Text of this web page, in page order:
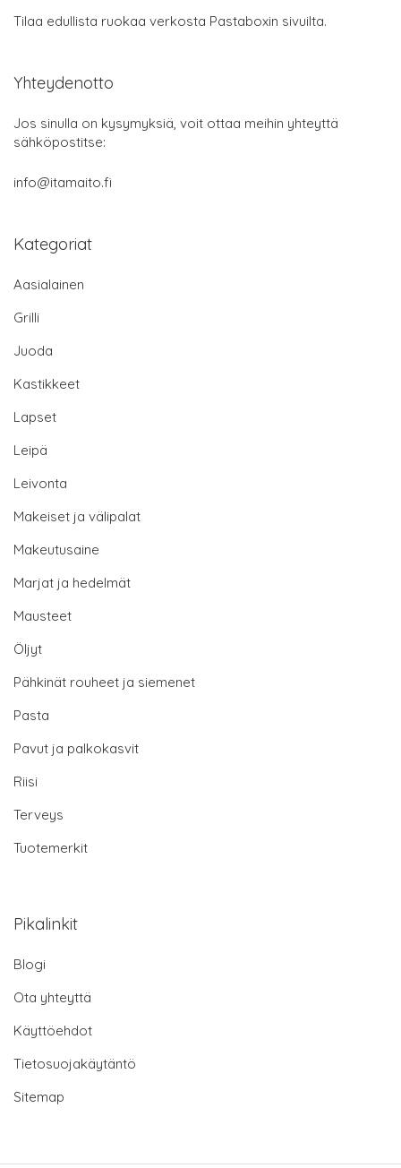
Tilaa edullista ruokaa verkosta Pastaboxin sivuilta.
Yhteydenotto
Jos sinulla on kysymyksiä, voit ottaa meihin yhteyttä
sähköpostitse:
info@itamaito.fi
Kategoriat
Aasialainen
Grilli
Juoda
Kastikkeet
Lapset
Leipä
Leivonta
Makeiset ja välipalat
Makeutusaine
Marjat ja hedelmät
Mausteet
Öljyt
Pähkinät rouheet ja siemenet
Pasta
Pavut ja palkokasvit
Riisi
Terveys
Tuotemerkit
Pikalinkit
Blogi
Ota yhteyttä
Käyttöehdot
Tietosuojakäytäntö
Sitemap